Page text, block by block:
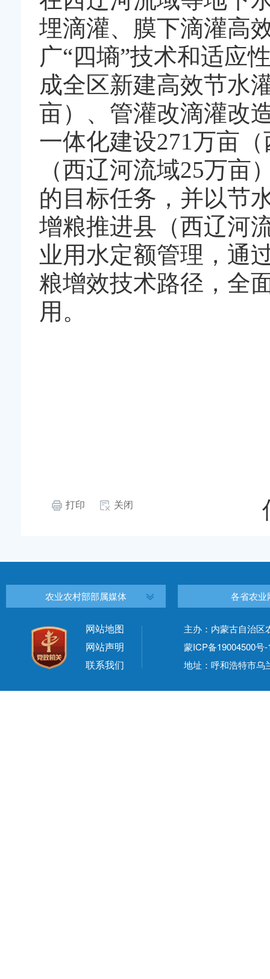
埋滴灌、膜下滴灌高
广“四墒”技术和适应
成全区新建高效节水
亩）、管灌改滴灌改
一体化建设271万亩
（西辽河流域25万亩
的目标任务，并以节
增粮推进县（西辽河
业用水定额管理，通
粮增效技术路径，全
用。
打印 关闭
农业农村部部属媒体 各省农业
网站地图
网站声明
联系我们
主办：内蒙古自治
蒙ICP备19004500号-
地址：呼和浩特市